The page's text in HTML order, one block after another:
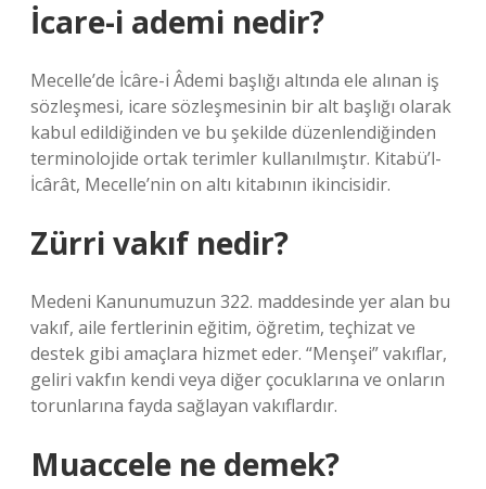
İcare-i ademi nedir?
Mecelle’de İcâre-i Âdemi başlığı altında ele alınan iş
sözleşmesi, icare sözleşmesinin bir alt başlığı olarak
kabul edildiğinden ve bu şekilde düzenlendiğinden
terminolojide ortak terimler kullanılmıştır. Kitabü’l-
İcârât, Mecelle’nin on altı kitabının ikincisidir.
Zürri vakıf nedir?
Medeni Kanunumuzun 322. maddesinde yer alan bu
vakıf, aile fertlerinin eğitim, öğretim, teçhizat ve
destek gibi amaçlara hizmet eder. “Menşei” vakıflar,
geliri vakfın kendi veya diğer çocuklarına ve onların
torunlarına fayda sağlayan vakıflardır.
Muaccele ne demek?